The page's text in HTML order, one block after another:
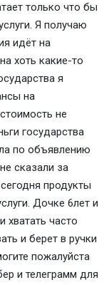
только что бы
Я получаю
идёт на
хоть какие-то
я
на
не
государства
по объявлению
сказали за
продукты
Дочке 6лет и
хватать часто
и берет в ручки
пожалуйста
и телеграмм для